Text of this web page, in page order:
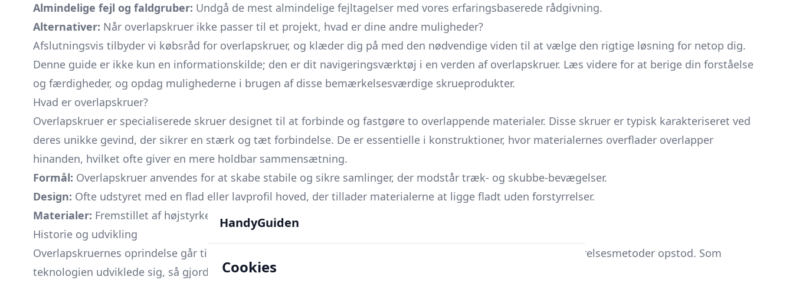
Almindelige fejl og faldgruber: Undgå de mest almindelige fejltagelser med vores erfaringsbaserede rådgivning.
Alternativer: Når overlapskruer ikke passer til et projekt, hvad er dine andre muligheder?
Afslutningsvis tilbyder vi købsråd for overlapskruer, og klæder dig på med den nødvendige viden til at vælge den rigtige løsning for netop dig.
Denne guide er ikke kun en informationskilde; den er dit navigeringsværktøj i en verden af overlapskruer. Læs videre for at berige din forståelse
og færdigheder, og opdag mulighederne i brugen af disse bemærkelsesværdige skrueprodukter.
Hvad er overlapskruer?
Overlapskruer er specialiserede skruer designet til at forbinde og fastgøre to overlappende materialer. Disse skruer er typisk karakteriseret ved
deres unikke gevind, der sikrer en stærk og tæt forbindelse. De er essentielle i konstruktioner, hvor materialernes overflader overlapper
hinanden, hvilket ofte giver en mere holdbar sammensætning.
Formål: Overlapskruer anvendes for at skabe stabile og sikre samlinger, der modstår træk- og skubbe-bevægelser.
Design: Ofte udstyret med en flad eller lavprofil hoved, der tillader materialerne at ligge fladt uden forstyrrelser.
Materialer: Fremstillet af højstyrke stål eller korrosionsbestandige metaller for at garantere holdbarhed.
Historie og udvikling
Overlapskruernes oprindelse går tilbage til den industrielle revolution, hvor behovet for mere effektive fastgørelsesmetoder opstod. Som
teknologien udviklede sig, så gjorde forventningerne til konstruktionernes styrke og sikkerhed.
HandyGuiden
Cookies